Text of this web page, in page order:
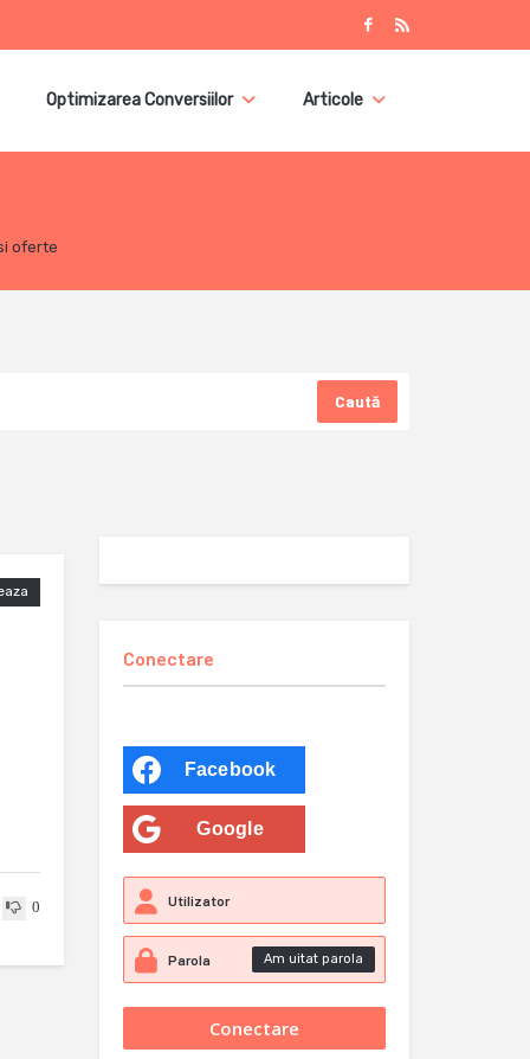
Optimizarea Conversiilor Articole
oferte
Caută
0
Conectare
Facebook
Google
Am uitat parola